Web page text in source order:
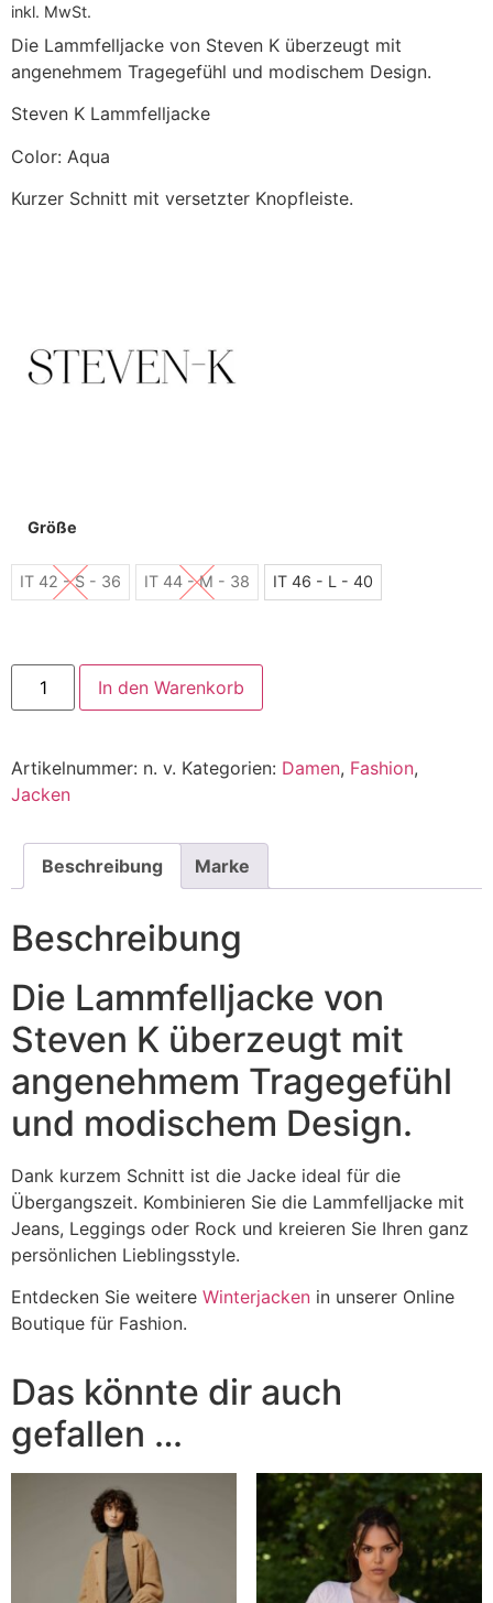
inkl. MwSt.
Die Lammfelljacke von Steven K überzeugt mit
angenehmem Tragegefühl und modischem Design.
Steven K Lammfelljacke
Color: Aqua
Kurzer Schnitt mit versetzter Knopfleiste.
Größe
IT 42 - S - 36 IT 44 - M - 38 IT 46 - L - 40
In den Warenkorb
Artikelnummer: n. v. Kategorien: Damen, Fashion,
Jacken
Beschreibung Marke
Beschreibung
Die Lammfelljacke von
Steven K überzeugt mit
angenehmem Tragegefühl
und modischem Design.
Dank kurzem Schnitt ist die Jacke ideal für die
Übergangszeit. Kombinieren Sie die Lammfelljacke mit
Jeans, Leggings oder Rock und kreieren Sie Ihren ganz
persönlichen Lieblingsstyle.
Entdecken Sie weitere Winterjacken in unserer Online
Boutique für Fashion.
Das könnte dir auch
gefallen …